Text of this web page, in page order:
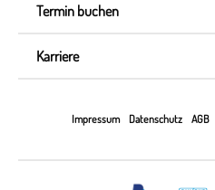
Termin buchen
Karriere
Impressum Datenschutz AGB